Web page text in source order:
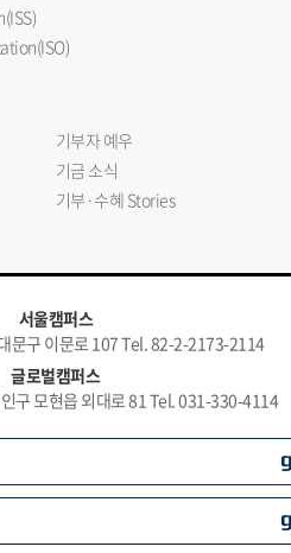
기부자 예우
기금 소식
기부·수혜 Stories
서울캠퍼스
문구 이문로 107 Tel. 82-2-2173-2114
글로벌캠퍼스
구 모현읍 외대로 81 Tel. 031-330-4114